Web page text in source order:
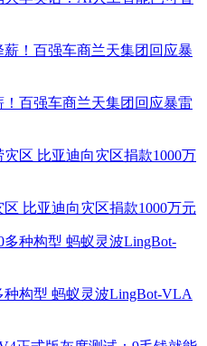
百强车商兰天集团回应暴雷
比亚迪向灾区捐款1000万元
构型 蚂蚁灵波LingBot-VLA